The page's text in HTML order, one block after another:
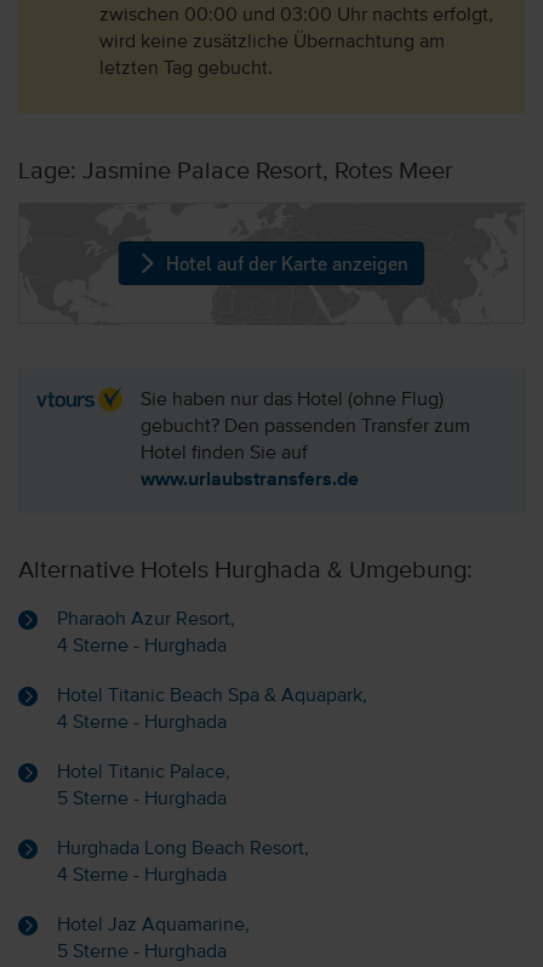
zwischen 00:00 und 03:00 Uhr nachts erfolgt,
wird keine zusätzliche Übernachtung am
letzten Tag gebucht.
Lage: Jasmine Palace Resort, Rotes Meer
Hotel auf der Karte anzeigen
Sie haben nur das Hotel (ohne Flug)
gebucht? Den passenden Transfer zum
Hotel finden Sie auf
www.urlaubstransfers.de
Alternative Hotels Hurghada & Umgebung:
Pharaoh Azur Resort,
4 Sterne - Hurghada
Hotel Titanic Beach Spa & Aquapark,
4 Sterne - Hurghada
Hotel Titanic Palace,
5 Sterne - Hurghada
Hurghada Long Beach Resort,
4 Sterne - Hurghada
Hotel Jaz Aquamarine,
5 Sterne - Hurghada